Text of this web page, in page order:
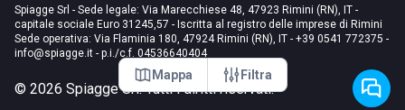
Mappa Filtra
Spiagge Srl - Sede legale: Via Marecchiese 48, 47923 Rimini (RN), IT -
capitale sociale Euro 31245,57 - Iscritta al registro delle imprese di Rimini
Sede operativa: Via Flaminia 180, 47924 Rimini (RN), IT - +39 0541 772375 -
info@spiagge.it - p.i./c.f. 04536640404
© 2026 Spiagge Srl. Tutti i diritti riservati.